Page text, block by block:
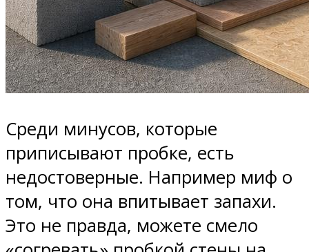
Среди минусов, которые
приписывают пробке, есть
недостоверные. Например миф о
том, что она впитывает запахи.
Это не правда, можете смело